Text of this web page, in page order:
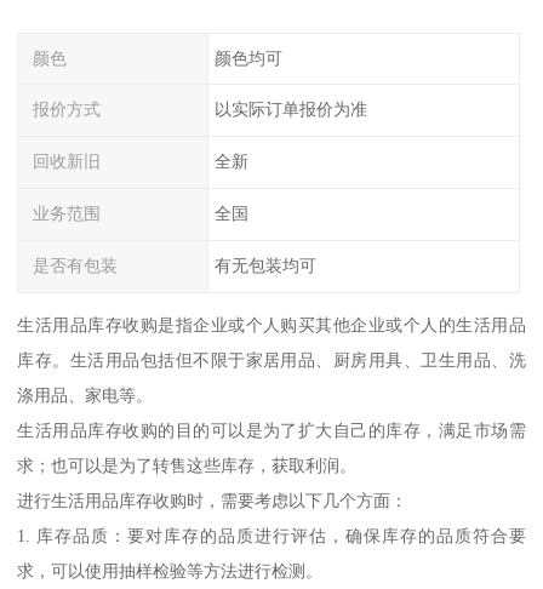
颜色 颜色均可
报价方式 以实际订单报价为准
回收新旧 全新
业务范围 全国
是否有包装 有无包装均可
生活用品库存收购是指企业或个人购买其他企业或个人的生活用品
库存。生活用品包括但不限于家居用品、厨房用具、卫生用品、洗
涤用品、家电等。
生活用品库存收购的目的可以是为了扩大自己的库存，满足市场需
求；也可以是为了转售这些库存，获取利润。
进行生活用品库存收购时，需要考虑以下几个方面：
1. 库存品质：要对库存的品质进行评估，确保库存的品质符合要
求，可以使用抽样检验等方法进行检测。